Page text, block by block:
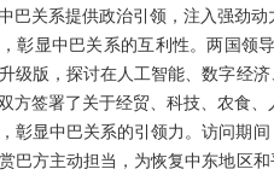
巴关系提供政治引领，注入强劲动
彰显中巴关系的互利性。两国领
级版，探讨在人工智能、数字经
方签署了关于经贸、科技、农食、
彰显中巴关系的引领力。访问期
巴方主动担当，为恢复中东地区